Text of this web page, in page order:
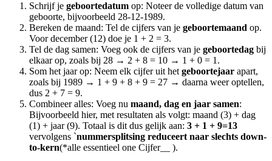
Schrijf je geboortedatum op: Noteer de volledige datum van
geboorte, bijvoorbeeld 28-12-1989.
Bereken de maand: Tel de cijfers van je geboortemaand op.
Voor december (12) doe je 1 + 2 = 3.
Tel de dag samen: Voeg ook de cijfers van je geboortedag bij
elkaar op, zoals bij 28 → 2 + 8 = 10 → 1 + 0 = 1.
Som het jaar op: Neem elk cijfer uit het geboortejaar apart,
zoals bij 1989 → 1 + 9 + 8 + 9 = 27 → daarna weer optellen,
dus 2 + 7 = 9.
Combineer alles: Voeg nu maand, dag en jaar samen:
Bijvoorbeeld hier, met resultaten als volgt: maand (3) + dag
(1) + jaar (9). Totaal is dit dus gelijk aan: 3 + 1 + 9=13
vervolgens `nummersplitsing reduceert naar slechts down-
to-kern(*alle essentieel one Cijfer__ ).